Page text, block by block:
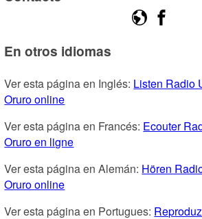
En otros idiomas
Ver esta página en Inglés: Listen Radio
Oruro online
Ver esta página en Francés: Ecouter
Oruro en ligne
Ver esta página en Alemán: Hören
Oruro online
Ver esta página en Portugues: